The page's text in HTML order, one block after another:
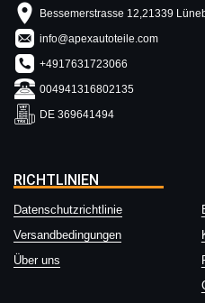
Bessemerstrasse 12,21339
info@apexautoteile.com
+4917631723066
004941316802135
DE 369641494
RICHTLINIEN
Datenschutzrichtlinie
Versandbedingungen
Über uns